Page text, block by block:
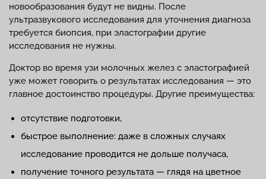
новообразования будут не видны. После
ультразвукового исследования для уточнения диагноза
требуется биопсия, при эластографии другие
исследования не нужны.
Доктор во время узи молочных желез с эластографией
уже может говорить о результатах исследования — это
главное достоинство процедуры. Другие преимущества:
отсутствие подготовки,
быстрое выполнение: даже в сложных случаях
исследование проводится не дольше получаса,
получение точного результата — глядя на цветное